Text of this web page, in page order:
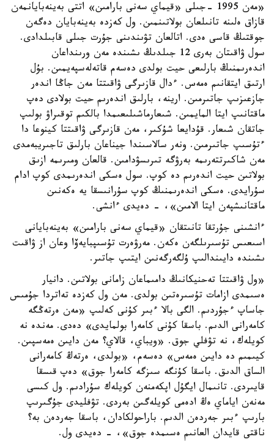
«مەن 1995 -جىلى «قيماي سەنى بارامىن» اتتى بەينەبايانمەن
قازاق ەلىنە تانىلعان بولاتىنمىن. ول كەزدە بەينەبايان دەگەن
جوقتىڭ قاسى ەدى. اتالعان تۋىندىنى جۇرت جىلى قابىلدادى.
سول ۋاقىتان بەرى 12 جىلدىڭ ىشىندە مەن ورىنداعان
اندەرىمنىڭ بارلىعى حيت بولدى دەسەم قاتەلەسپەيمىن. بۇل
ارتىق ايتقانىم ەمەس. ءدال قازىرگى ۋاقىتتا مەن جاڭا اندەر
جازعىزىپ جاتىرمىن. ارينە، بارلىق اندەرىم حيت بولادى دەپ
ماقتانىپ ايتا المايمىن. شىعارماشىلىعىمدا بالكىم توقىراۋ بولىپ
جاتقان شىعار. قۇدايعا شۇكىر، مەن قازىرگى ۋاقىتتا كينوعا دا
ءتۇسىپ جاتىرمىن. ونەر سالاسىندا جيناعان بارلىق تاجىريبەمدى
مەن شاكىرتتەرىمە بەرۋگە تىرىسۋدامىن. قالعان ومىرىمە ازىق
بولاتىن حيت اندەرىم دە كوپ. سول ەسكى اندەرىمدى كوپ ادام
سۇرايدى. ەسكى اندەرىمنىڭ كوپ سۇرانىسقا يە ەكەنىن
ماقتانىشپەن ايتا الامىن»، - دەيدى ءانشى.
ءانشىنى جۇرتقا تانىتقان «قيماي سەنى بارامىن» بەينەبايانى
اسىعىس تۇسىرىلگەن ەكەن. مەرۋەرت تۇسىپبايەۆا وعان از ۋاقىت
ىشىندە دايىندالىپ ۇلگەرگەنىن ايتىپ جاتىر.
«ول ۋاقىتتا تەحنيكانىڭ دامىماعان زامانى بولاتىن. دانيار
ەسىمدى ازامات تۇسىرەتىن بولدى. مەن ول كەزدە تەاتردا جۇمىس
جاساپ ءجۇردىم. الگى بالا ءبىر كۇنى كەلىپ «مەن ەرتەڭگە
كامەرانى الدىم. باسقا كۇنى كامەرا بولمايدى» دەدى. مەندە نە
كويلەك، نە تۋفلي جوق. «ويباي، قالاي؟ مەن دايىن ەمەسپىن.
كيىمىم دە دايىن ەمەس» دەسەم، «بولدى، ەرتەڭ كامەرانى
الساق الدىق. باسقا كۇنگە سىزگە كامەرا جوق» دەپ قىسقا
قايىردى. تانىمال ايگۇل اپكەمنەن كويلەك سۇرادىم. ول كىسى
مەنەن اياماي ەڭ ادەمى كويلەگىن بەردى. تۋفليدى جۇگىرىپ
بارىپ ءبىر جەردەن الدىم. باراحولكادان، باسقا جەردەن بە؟
ناقتى قايدان العانىم ەسىمدە جوق»، - دەيدى ول.